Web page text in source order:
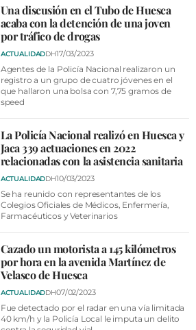
Una discusión en el Tubo de Huesca
acaba con la detención de una joven
por tráfico de drogas
ACTUALIDADDH17/03/2023
Agentes de la Policía Nacional realizaron un
registro a un grupo de cuatro jóvenes en el
que hallaron una bolsa con 7,75 gramos de
speed
La Policía Nacional realizó en Huesca y
Jaca 339 actuaciones en 2022
relacionadas con la asistencia sanitaria
ACTUALIDADDH10/03/2023
Se ha reunido con representantes de los
Colegios Oficiales de Médicos, Enfermería,
Farmacéuticos y Veterinarios
Cazado un motorista a 145 kilómetros
por hora en la avenida Martínez de
Velasco de Huesca
ACTUALIDADDH07/02/2023
Fue detectado por el radar en una vía limitada
40 km/h y la Policía Local le imputa un delito